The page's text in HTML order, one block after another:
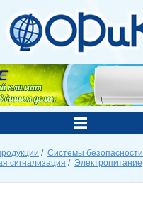
/ Системы безопасности
сигнализация / Электропитание